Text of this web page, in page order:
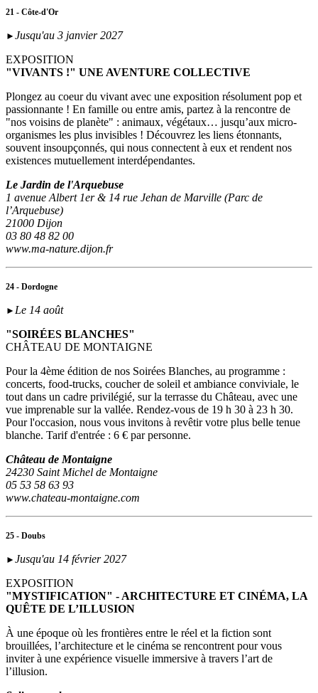
21 - Côte-d'Or
► Jusqu'au 3 janvier 2027
EXPOSITION
"VIVANTS !" UNE AVENTURE COLLECTIVE
Plongez au coeur du vivant avec une exposition résolument pop et
passionnante ! En famille ou entre amis, partez à la rencontre de
"nos voisins de planète" : animaux, végétaux… jusqu’aux micro-
organismes les plus invisibles ! Découvrez les liens étonnants,
souvent insoupçonnés, qui nous connectent à eux et rendent nos
existences mutuellement interdépendantes.
Le Jardin de l'Arquebuse
1 avenue Albert 1er & 14 rue Jehan de Marville (Parc de
l’Arquebuse)
21000 Dijon
03 80 48 82 00
www.ma-nature.dijon.fr
24 - Dordogne
► Le 14 août
"SOIRÉES BLANCHES"
CHÂTEAU DE MONTAIGNE
Pour la 4ème édition de nos Soirées Blanches, au programme :
concerts, food-trucks, coucher de soleil et ambiance conviviale, le
tout dans un cadre privilégié, sur la terrasse du Château, avec une
vue imprenable sur la vallée. Rendez-vous de 19 h 30 à 23 h 30.
Pour l'occasion, nous vous invitons à revêtir votre plus belle tenue
blanche. Tarif d'entrée : 6 € par personne.
Château de Montaigne
24230 Saint Michel de Montaigne
05 53 58 63 93
www.chateau-montaigne.com
25 - Doubs
► Jusqu'au 14 février 2027
EXPOSITION
"MYSTIFICATION" - ARCHITECTURE ET CINÉMA, LA
QUÊTE DE L’ILLUSION
À une époque où les frontières entre le réel et la fiction sont
brouillées, l’architecture et le cinéma se rencontrent pour vous
inviter à une expérience visuelle immersive à travers l’art de
l’illusion.